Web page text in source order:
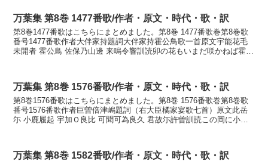
万葉集 第8巻 1477番歌/作者・原文・時代・歌・訳
第8巻1477番歌はこちらにまとめました。第8巻 1477番歌巻第8巻歌
番号1477番歌作者大伴家持題詞大伴家持霍公鳥歌一首原文宇能花毛
未開者 霍公鳥 佐保乃山邊 来鳴令響訓読卯の花もいまだ咲かねば霍公
万葉集 第8巻 1576番歌/作者・原文・時代・歌・訳
第8巻1576番歌はこちらにまとめました。第8巻 1576番歌巻第8巻歌
番号1576番歌作者巨曽倍津嶋題詞（右大臣橘家宴歌七首）原文此岳
尓 小鹿履起 宇加Ｏ良比 可聞可為良久 君故尓許曽訓読この岡に小鹿
万葉集 第8巻 1582番歌/作者・原文・時代・歌・訳